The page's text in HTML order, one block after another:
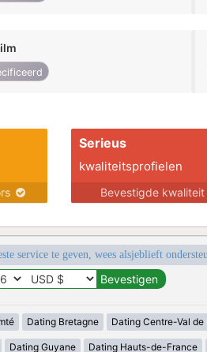
Serieus
kwaliteitsprofielen
Bevestigde kwaliteit
service te geven, wees alsjeblieft
Dating Bretagne Dating Centre-Val de
Dating Guyane Dating Hauts-de-France